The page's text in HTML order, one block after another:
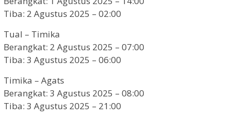
Tiba: 2 Agustus 2025 – 02:00
Tual – Timika
Berangkat: 2 Agustus 2025 – 07:00
Tiba: 3 Agustus 2025 – 06:00
Timika – Agats
Berangkat: 3 Agustus 2025 – 08:00
Tiba: 3 Agustus 2025 – 21:00